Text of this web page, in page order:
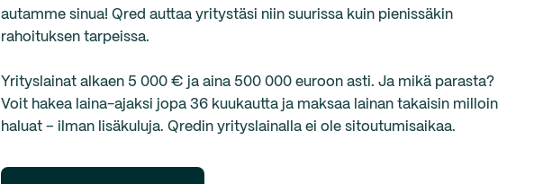
autamme sinua! Qred auttaa yritystäsi niin suurissa kuin pienissäkin
rahoituksen tarpeissa.
Yrityslainat alkaen 5 000 € ja aina 500 000 euroon asti. Ja mikä parasta?
Voit hakea laina-ajaksi jopa 36 kuukautta ja maksaa lainan takaisin milloin
haluat – ilman lisäkuluja. Qredin yrityslainalla ei ole sitoutumisaikaa.